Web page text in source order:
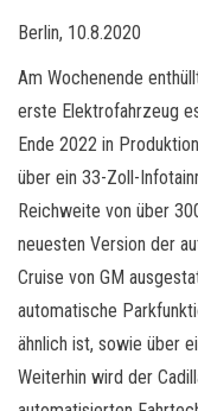
Berlin, 10.8.2020
Am Wochenende
erste Elektrofahrzeug
Ende 2022 in
über ein 33-Zoll-
Reichweite von über
neuesten Version der
Cruise von GM
automatische
ähnlich ist, sowie über
Weiterhin wird der